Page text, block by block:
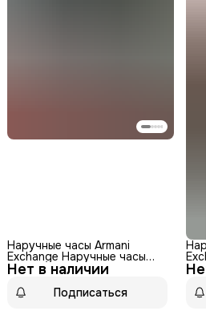
Нет в наличии
Наручные часы Armani
Exchange Наручные часы
Armani Exchange Outer Banks
AX7141, серебряный
Подписаться